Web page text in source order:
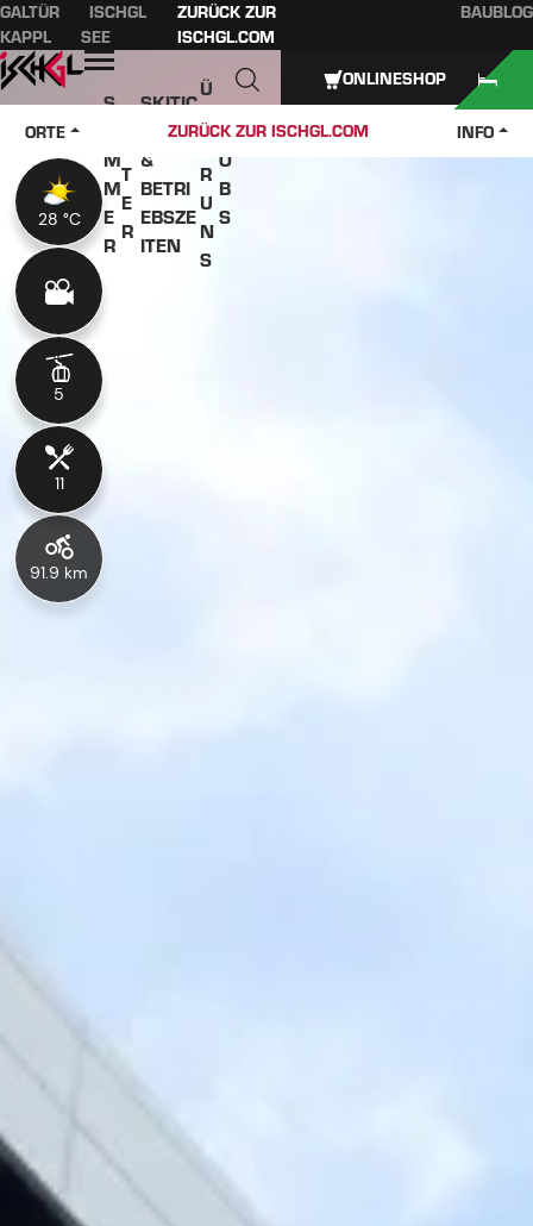
Hauptinhalt
Inhaltsverzeichnis
Hauptnavigation
Inhaltsverzeichnis
GALTÜR
ISCHGL
KAPPL
SEE
ZURÜCK ZUR
ISCHGL.COM
BAUBLOG
Öffnen
S
M
M
E
R
T
E
R
SKITIC
KETS
&
BETRI
EBSZE
ITEN
Ü
B
E
R
U
N
S
J
O
B
S
ORTE ZURÜCK ZUR ISCHGL.COM INFO
ONLINESHOP
28 °C
5
11
91.9 km
28 °C
5
11